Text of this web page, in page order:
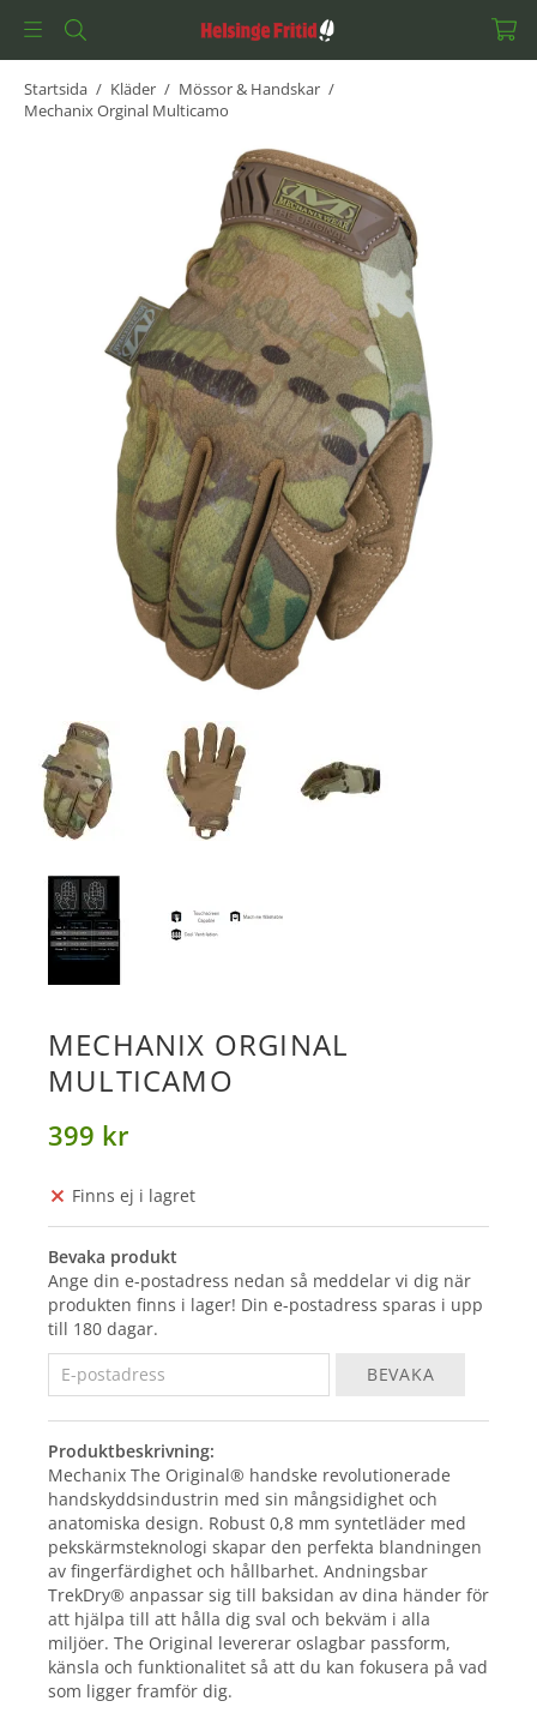
Startsida / Kläder / Mössor & Handskar /
Mechanix Orginal Multicamo
MECHANIX ORGINAL
MULTICAMO
399 kr
Finns ej i lagret
Bevaka produkt
Ange din e-postadress nedan så meddelar vi dig när
produkten finns i lager! Din e-postadress sparas i upp
till 180 dagar.
BEVAKA
Produktbeskrivning:
Mechanix The Original® handske revolutionerade
handskyddsindustrin med sin mångsidighet och
anatomiska design. Robust 0,8 mm syntetläder med
pekskärmsteknologi skapar den perfekta blandningen
av fingerfärdighet och hållbarhet. Andningsbar
TrekDry® anpassar sig till baksidan av dina händer för
att hjälpa till att hålla dig sval och bekväm i alla
miljöer. The Original levererar oslagbar passform,
känsla och funktionalitet så att du kan fokusera på vad
som ligger framför dig.